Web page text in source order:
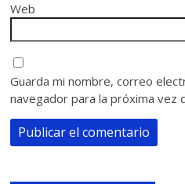
Web
Guarda mi nombre, correo
navegador para la próxima vez